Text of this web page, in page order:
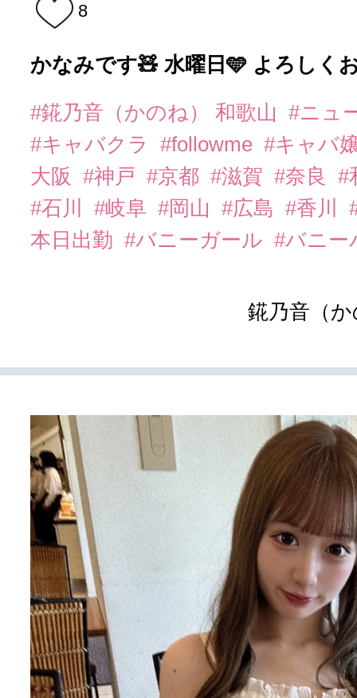
8
かなみです🧸 水曜日🩵 よろしく
#錵乃音（かのね） 和歌山
#ニュ
#キャバクラ
#followme #キャバ
大阪
#神戸 #京都 #滋賀 #奈良
#
#石川
#岐阜 #岡山 #広島 #香川
本日出勤 #バニーガール #バニ
錵乃音（